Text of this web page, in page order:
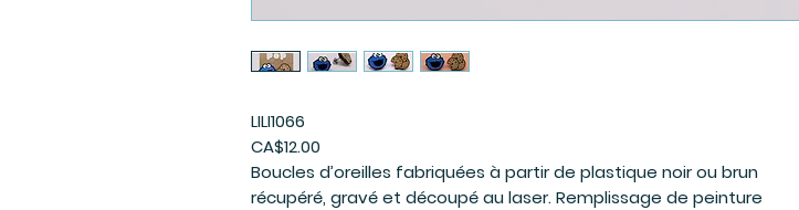
LILI1066
CA$12.00
Boucles d’oreilles fabriquées à partir de plastique noir ou brun
récupéré, gravé et découpé au laser. Remplissage de peinture